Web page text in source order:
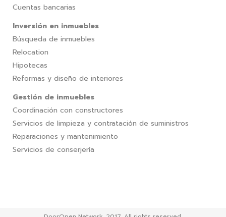
Cuentas bancarias
Inversión en inmuebles
Búsqueda de inmuebles
Relocation
Hipotecas
Reformas y diseño de interiores
Gestión de inmuebles
Coordinación con constructores
Servicios de limpieza y contratación de suministros
Reparaciones y mantenimiento
Servicios de conserjería